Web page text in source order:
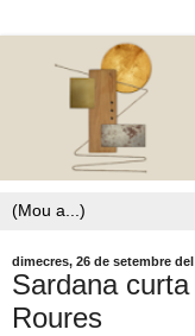
dimecres, 26 de setembre del
Sardana
Roures